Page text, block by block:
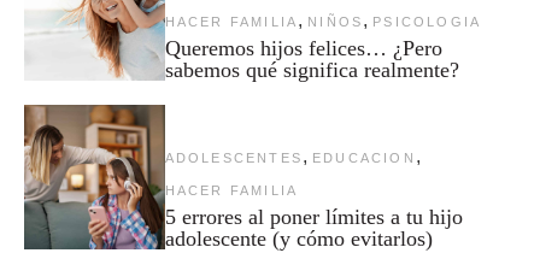
HACER FAMILIA , NIÑOS , PSICOLOGIA
Queremos hijos felices… ¿Pero
sabemos qué significa realmente?
ADOLESCENTES , EDUCACION ,
HACER FAMILIA
5 errores al poner límites a tu hijo
adolescente (y cómo evitarlos)